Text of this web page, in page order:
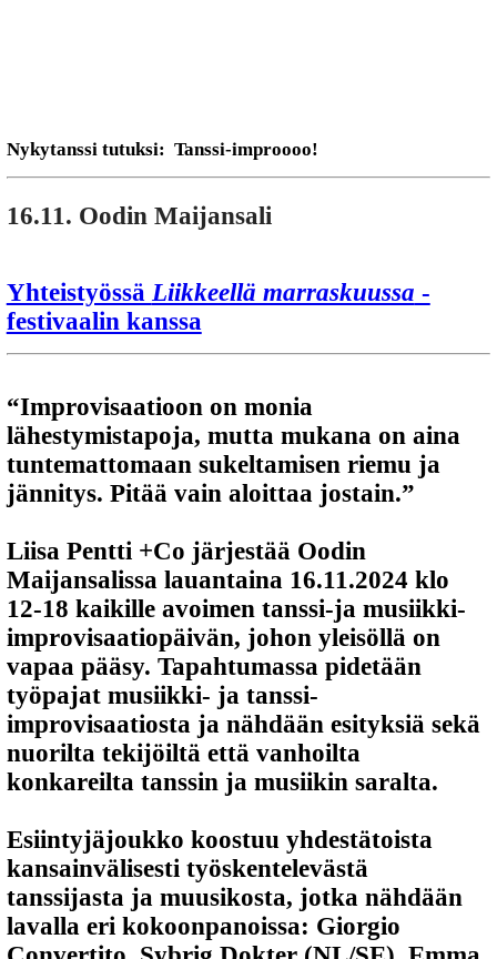
Nykytanssi tutuksi: Tanssi-improooo!
16.11. Oodin Maijansali
Yhteistyössä Liikkeellä marraskuussa -
festivaalin kanssa
“Improvisaatioon on monia
lähestymistapoja, mutta mukana on aina
tuntemattomaan sukeltamisen riemu ja
jännitys. Pitää vain aloittaa jostain.”
Liisa Pentti +Co järjestää Oodin
Maijansalissa lauantaina 16.11.2024 klo
12-18 kaikille avoimen tanssi-ja musiikki-
improvisaatiopäivän, johon yleisöllä on
vapaa pääsy. Tapahtumassa pidetään
työpajat musiikki- ja tanssi-
improvisaatiosta ja nähdään esityksiä sekä
nuorilta tekijöiltä että vanhoilta
konkareilta tanssin ja musiikin saralta.
Esiintyjäjoukko koostuu yhdestätoista
kansainvälisesti työskentelevästä
tanssijasta ja muusikosta, jotka nähdään
lavalla eri kokoonpanoissa: Giorgio